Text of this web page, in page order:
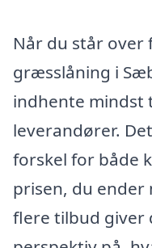
Når du står over
græsslåning i
indhente mindst
leverandører.
forskel for både
prisen, du ender
flere tilbud giver